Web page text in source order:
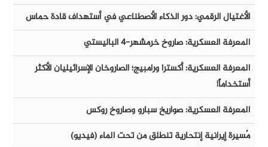
الأغتيال الرقمي: دور الذكاء الأصطناعي في أستهداف قادة حماس
المعرفة العسكرية: صاروخ خرمشهر-٤ الباليستي
المعرفة العسكرية: أكسترا ورامبيج؛ الصاروخان الإسرائيليان الأكثر
أستخداماً!
المعرفة العسكرية: صواريخ سبارو وصاروخ روكس
مُسيرة إيرانية إنتحارية تنطلق من تحت الماء (فيديو)